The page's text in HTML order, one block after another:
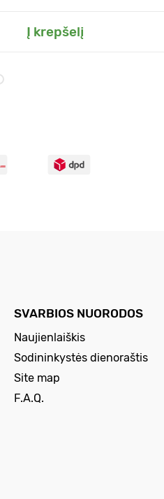
Į krepšelį
SVARBIOS NUORODOS
Naujienlaiškis
Sodininkystės dienoraštis
Site map
F.A.Q.